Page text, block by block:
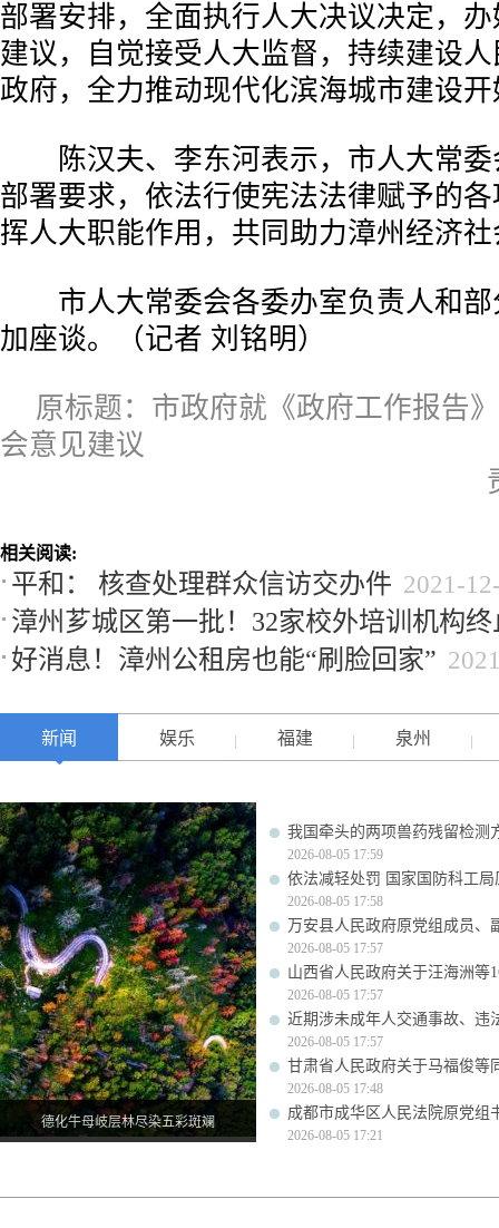
部署安排，全面执行人大决议决定，
建议，自觉接受人大监督，持续建设
政府，全力推动现代化滨海城市建设
陈汉夫、李东河表示，市人大常委
部署要求，依法行使宪法法律赋予的
挥人大职能作用，共同助力漳州经济
市人大常委会各委办室负责人和部
加座谈。（记者 刘铭明）
原标题：市政府就《政府工作报告
会意见建议
相关阅读:
平和： 核查处理群众信访交办件 2021-
漳州芗城区第一批！32家校外培训机构
好消息！漳州公租房也能“刷脸回家”
新闻 娱乐 福建 泉州
德化牛母岐层林尽染五彩斑斓
我国牵头的两项兽药残留检测
2026-08-05 17:59
依法减轻处罚 国家国防科工
2026-08-05 17:58
万安县人民政府原党组成员、
2026-08-05 17:57
山西省人民政府关于汪海洲等
2026-08-05 17:57
近期涉未成年人交通事故、违
2026-08-05 17:57
甘肃省人民政府关于马福俊等
2026-08-05 17:48
成都市成华区人民法院原党组
2026-08-05 17:21